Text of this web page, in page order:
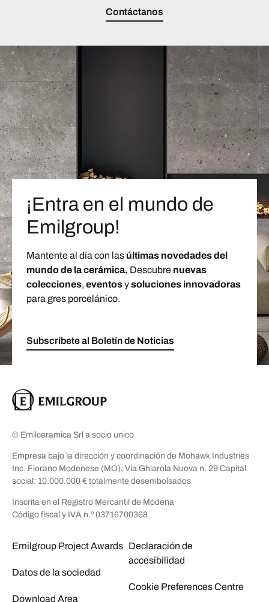
Contáctanos
¡Entra en el mundo de
Emilgroup!
Mantente al día con las últimas novedades del
mundo de la cerámica. Descubre nuevas
colecciones, eventosysoluciones innovadoras
para gres porcelánico.
Subscríbete al Boletín de Noticias
© Emilceramica Srl a socio unico
Empresa bajo la dirección y coordinación de Mohawk Industries
Inc. Fiorano Modenese (MO), Via Ghiarola Nuova n. 29 Capital
social: 10.000.000 € totalmente desembolsados
Inscrita en el Registro Mercantil de Módena
Código fiscal y IVA n.º 03716700368
Emilgroup Project Awards
Datos de la sociedad
Download Area
Declaración de
accesibilidad
Cookie Preferences Centre